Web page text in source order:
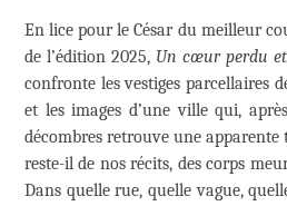
En lice pour le César du meilleur
de l’édition 2025, Un cœur perdu
confronte les vestiges parcellaires
et les images d’une ville qui,
décombres retrouve une
reste-il de nos récits, des corps
Dans quelle rue, quelle vague,